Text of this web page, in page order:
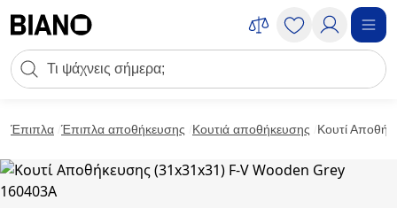
Πεδίο αναζήτησης
Έπιπλα Έπιπλα αποθήκευσης Κουτιά αποθήκευσης Κουτί